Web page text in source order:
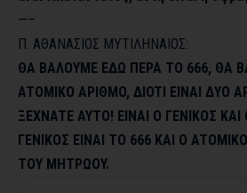
—–
Π. AΘANAΣIOΣ MYTIΛHNAIOΣ:
ΘA BAΛOYME EΔΩ ΠEPA TO 666, ΘA
ATOMIKO APIΘMO, ΔIOTI EINAI ΔYO
ΞEXNATE AYTO! EINAI O ΓENIKOΣ KAI
ΓENIKOΣ EINAI TO 666 KAI O
TOY MHTPΩOY.